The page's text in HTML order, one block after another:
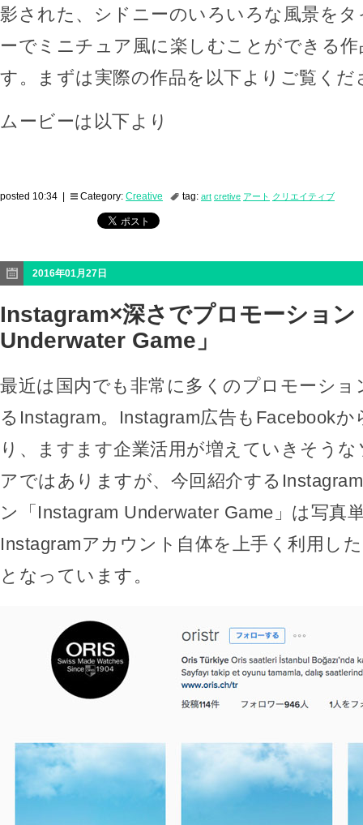
影された、シドニーのいろいろな風景を
ーでミニチュア風に楽しむことができる
す。まずは実際の作品を以下よりご覧くだ
ムービーは以下より
posted 10:34 | Category: Creative tag: art cretive アート クリエイティブ
2016年01月27日
Instagram×深さでプロモーショ
Underwater Game」
最近は国内でも非常に多くのプロモーシ
るInstagram。Instagram広告もFacebook
り、ますます企業活用が増えていきそう
アではありますが、今回紹介する
ン「Instagram Underwater Game」は写真
Instagramアカウント自体を上手く利用し
となっています。